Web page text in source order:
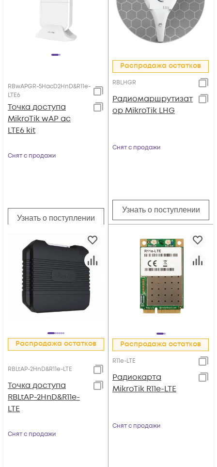
RBwAPGR-5HacD2HnD&R11e-
LTE6
Точка доступа
MikroTik wAP ac
LTE6 kit
Снят с продажи
Узнать о поступлении
Распродажа остатков
RBLHGR
Радиомаршрутизат
ор MikroTik LHG
Снят с продажи
Узнать о поступлении
Распродажа остатков
RBLtAP-2HnD&R11e-LTE
Точка доступа
RBLtAP-2HnD&R11e-
LTE
Снят с продажи
Распродажа остатков
R11e-LTE
Радиокарта
MikroTik R11e-LTE
Снят с продажи